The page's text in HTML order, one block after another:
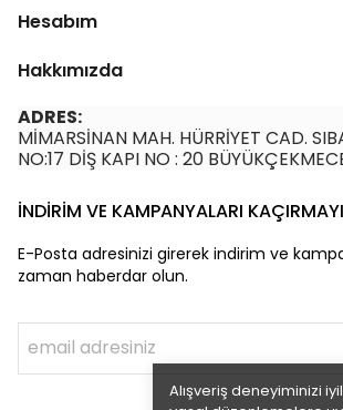
Alışveriş deneyiminizi
Hesabım
Hakkımızda
ADRES:
MİMARSİNAN MAH. HÜRRİYET CAD.
NO:17 DİŞ KAPI NO : 20
İNDİRİM VE KAMPANYALARI
E-Posta adresinizi girerek indirim ve
zaman haberdar olun.